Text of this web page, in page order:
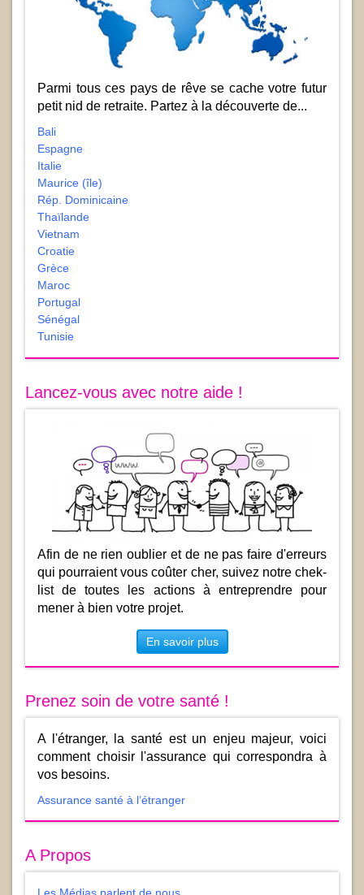
Prenez soin de votre santé !
A l'étranger, la santé est un enjeu majeur, voici
comment choisir l'assurance qui correspondra à
vos besoins.
Assurance santé à l’étranger
Parmi tous ces pays de rêve se cache votre futur
petit nid de retraite. Partez à la découverte de...
Bali
Espagne
Italie
Maurice (île)
Rép. Dominicaine
Thaïlande
Vietnam
Croatie
Grèce
Maroc
Portugal
Sénégal
Tunisie
Lancez-vous avec notre aide !
Afin de ne rien oublier et de ne pas faire d'erreurs
qui pourraient vous coûter cher, suivez notre chek-
list de toutes les actions à entreprendre pour
mener à bien votre projet.
En savoir plus
A Propos
Les Médias parlent de nous…